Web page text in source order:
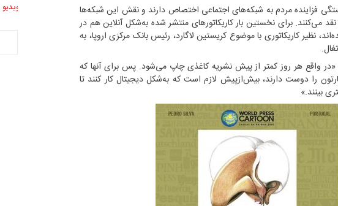
فزاینده مردم به شبکه‌های اجتماعی اختصاص دارند و نقش این شبکه‌ها
نقد می‌کنند. برای نخستین‌ بار کاریکاتورهای منتشر شده به‌شکل آنلاین هم در
نظیر کاریکاتوری با موضوع کریستین لاگارد، رئيس بانک مرکزی اروپا، به‌
«در واقع هر روز کمتر از پیش نشریه کاغذی چاپ می‌شود. پس برای آنها که
را دوست دارند، بیش‌ازپیش لازم است که به‌شکل دیجیتال کار کنند تا
‌بینند.»
ویدیو